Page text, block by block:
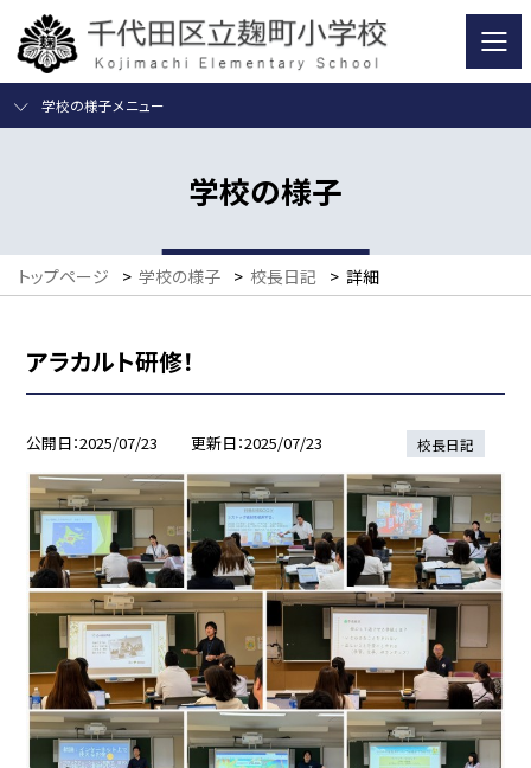
学校の様子メニュー
学校の様子
トップページ > 学校の様子 > 校長日記 > 詳細
アラカルト研修！
公開日 2025/07/23 更新日 2025/07/23 校長日記